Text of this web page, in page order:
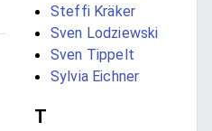
Steffi Kräker
Sven Lodziewski
Sven Tippelt
Sylvia Eichner
T